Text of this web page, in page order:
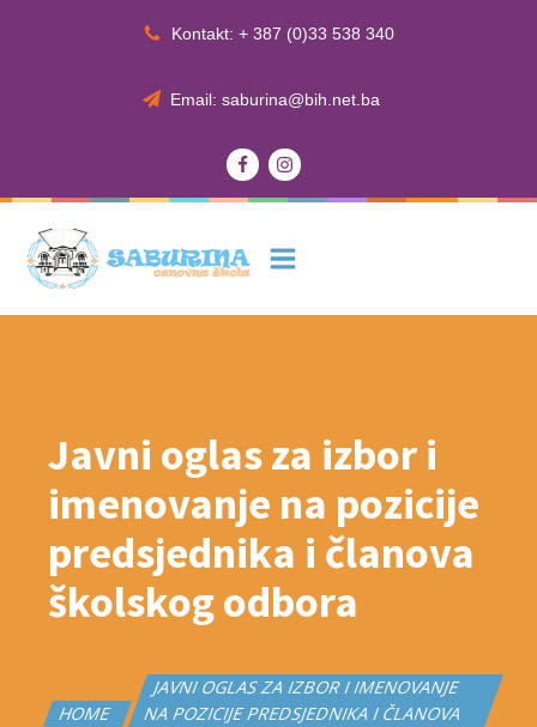
Kontakt: + 387 (0)33 538 340
Email: saburina@bih.net.ba
Javni oglas za izbor i
imenovanje na pozicije
predsjednika i članova
školskog odbora
HOME
JAVNI OGLAS ZA IZBOR I IMENOVANJE
NA POZICIJE PREDSJEDNIKA I ČLANOVA